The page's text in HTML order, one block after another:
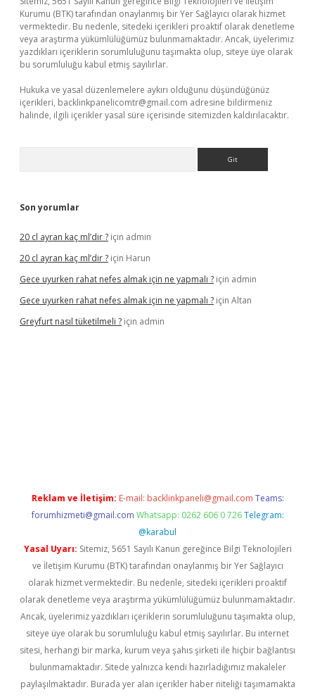
Kurumu (BTK) tarafından onaylanmış bir Yer Sağlayıcı olarak hizmet
vermektedir. Bu nedenle, sitedeki içerikleri proaktif olarak denetleme
veya araştırma yükümlülüğümüz bulunmamaktadır. Ancak, üyelerimiz
yazdıkları içeriklerin sorumluluğunu taşımakta olup, siteye üye olarak
bu sorumluluğu kabul etmiş sayılırlar.
Hukuka ve yasal düzenlemelere aykırı olduğunu düşündüğünüz
içerikleri, backlinkpanelicomtr@gmail.com adresine bildirmeniz
halinde, ilgili içerikler yasal süre içerisinde sitemizden kaldırılacaktır.
Son yorumlar
20 cl ayran kaç ml’dir ? için admin
20 cl ayran kaç ml’dir ? için Harun
Gece uyurken rahat nefes almak için ne yapmalı ? için admin
Gece uyurken rahat nefes almak için ne yapmalı ? için Altan
Greyfurt nasıl tüketilmeli ? için admin
Reklam ve İletişim: E-mail: backlinkpaneli@gmail.com Teams:
forumhizmeti@gmail.com Whatsapp: 0262 606 0 726 Telegram:
@karabul
Yasal Uyarı: Sitemiz, 5651 Sayılı Kanun gereğince Bilgi Teknolojileri
ve İletişim Kurumu (BTK) tarafından onaylanmış bir Yer Sağlayıcı
olarak hizmet vermektedir. Bu nedenle, sitedeki içerikleri proaktif
olarak denetleme veya araştırma yükümlülüğümüz bulunmamaktadır.
Ancak, üyelerimiz yazdıkları içeriklerin sorumluluğunu taşımakta olup,
siteye üye olarak bu sorumluluğu kabul etmiş sayılırlar. Bu internet
sitesi, herhangi bir marka, kurum veya şahıs şirketi ile hiçbir bağlantısı
bulunmamaktadır. Sitede yalnızca kendi hazırladığımız makaleler
paylaşılmaktadır. Burada yer alan içerikler haber niteliği taşımamakta